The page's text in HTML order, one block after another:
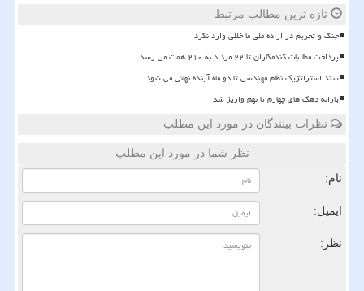
تازه ترین مطالب مرتبط
جنگ و تحریم در اراده ملی ما خللی وارد نکرد
پرداخت مطالبات گندمکاران تا ۲۲ مرداد به ۲۱۰ همت می رسد
سند استراتژیک نظام مهندسی تا دو ماه آینده نهائی می شود
یارانه دهک های چهارم تا نهم واریز شد
نظرات بینندگان در مورد این مطلب
نظر شما در مورد این مطلب
نام:
ایمیل:
نظر: